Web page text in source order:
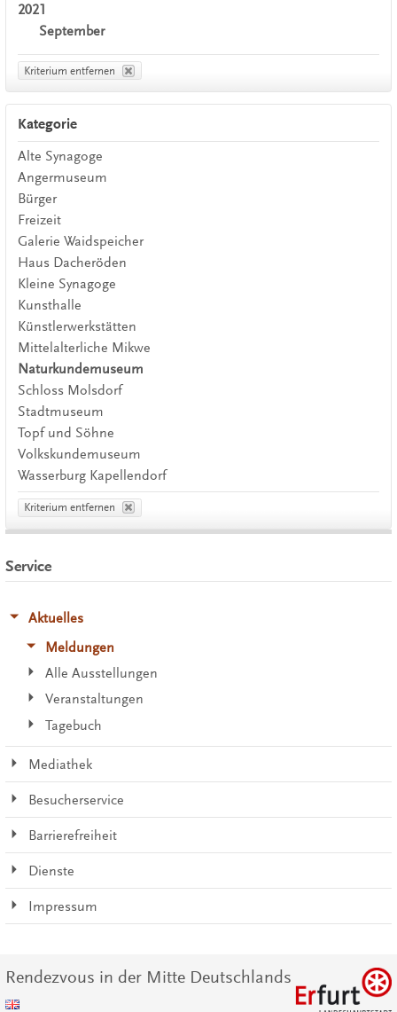
2021
September
Kriterium entfernen
Kategorie
Alte Synagoge
Angermuseum
Bürger
Freizeit
Galerie Waidspeicher
Haus Dacheröden
Kleine Synagoge
Kunsthalle
Künstlerwerkstätten
Mittelalterliche Mikwe
Naturkundemuseum
Schloss Molsdorf
Stadtmuseum
Topf und Söhne
Volkskundemuseum
Wasserburg Kapellendorf
Kriterium entfernen
Service
Aktuelles
Meldungen
Alle Ausstellungen
Veranstaltungen
Tagebuch
Mediathek
Besucherservice
Barrierefreiheit
Dienste
Impressum
Rendezvous in der Mitte Deutschlands